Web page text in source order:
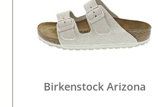
Birkenstock Arizona